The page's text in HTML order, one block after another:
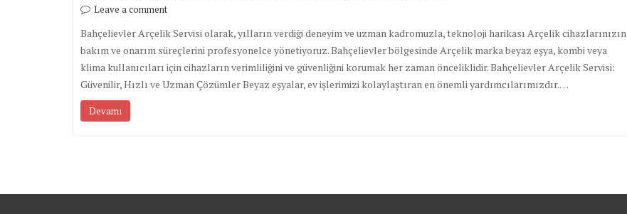
Leave a comment
Bahçelievler Arçelik Servisi olarak, yılların verdiği deneyim ve uzman kadromuzla, teknoloji harikası Arçelik cihazlarınızın
bakım ve onarım süreçlerini profesyonelce yönetiyoruz. Bahçelievler bölgesinde Arçelik marka beyaz eşya, kombi veya
klima kullanıcıları için cihazların verimliliğini ve güvenliğini korumak her zaman önceliklidir. Bahçelievler Arçelik Servisi:
Güvenilir, Hızlı ve Uzman Çözümler Beyaz eşyalar, ev işlerimizi kolaylaştıran en önemli yardımcılarımızdır.…
Devamı